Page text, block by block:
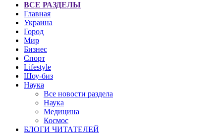
ВСЕ РАЗДЕЛЫ
Главная
Украина
Город
Мир
Бизнес
Спорт
Lifestyle
Шоу-биз
Наука
Все новости раздела
Наука
Медицина
Космос
БЛОГИ ЧИТАТЕЛЕЙ